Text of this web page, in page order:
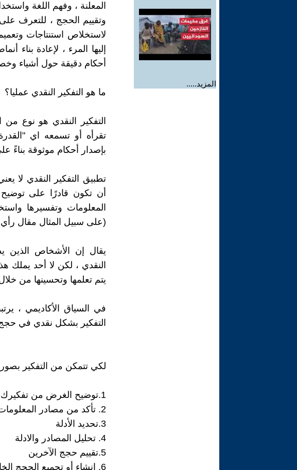
المزيد.....
المعلنة ، وفهم اللغة
وتقييم الحجج ، للتعرف
لاستخلاص استنتاجات
إليها المرء ، لإعادة بناء
أحكام دقيقة حول أشياء
ما هو التفكير النقدي عمليا؟
التفكير النقدي هو نوع
تقرأه أو تسمعه اي
بإصدار أحكام موثوقة بناءً
تطبيق التفكير النقدي لا
أن تكون قادرًا على
المعلومات وتفسيرها
(على سبيل المثال مقال
يقال إن الأشخاص الذين
النقدي ، لكن لا أحد يملك
يتم تعلمها وتحسينها من
في السياق الأكاديمي ،
التفكير بشكل نقدي في
لكي تتمكن من التفكير
1.توضيح الغرض من تفكيرك
2. تأكد من مصادر المعلومات
3.تحديد الأدلة
4. تحليل المصادر والادلة
5.تقييم حجج الآخرين
6. إنشاء أو تجميع الحجج الخاصة بك